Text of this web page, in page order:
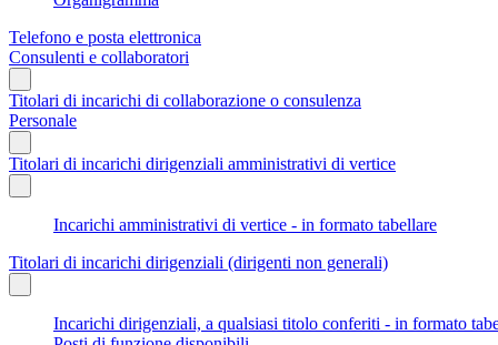
Telefono e posta elettronica
Consulenti e collaboratori
Titolari di incarichi di collaborazione o consulenza
Personale
Titolari di incarichi dirigenziali amministrativi di vertice
Incarichi amministrativi di vertice - in formato tabellare
Titolari di incarichi dirigenziali (dirigenti non generali)
Incarichi dirigenziali, a qualsiasi titolo conferiti - in formato